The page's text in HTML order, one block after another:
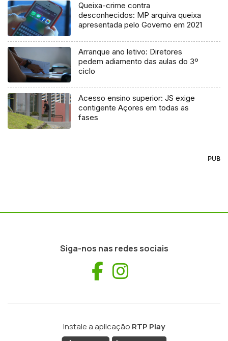
Queixa-crime contra
desconhecidos: MP arquiva queixa
apresentada pelo Governo em 2021
Arranque ano letivo: Diretores
pedem adiamento das aulas do 3º
ciclo
Acesso ensino superior: JS exige
contigente Açores em todas as
fases
PUB
Siga-nos nas redes sociais
Facebook
Instale a aplicação RTP Play